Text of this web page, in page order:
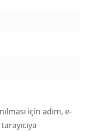
için adım, e-